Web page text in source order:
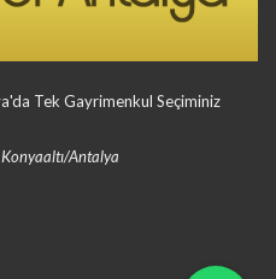
Tek Gayrimenkul Seçiminiz
Antalya